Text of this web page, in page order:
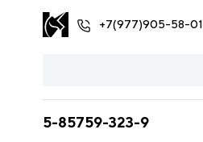
+7(977)905-58-01
5-85759-323-9